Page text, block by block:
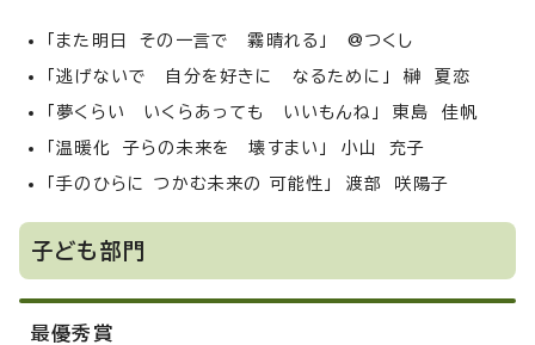
「また明日 その一言で 霧晴れる」 @つくし
「逃げないで 自分を好きに なるために」 榊 夏恋
「夢くらい いくらあっても いいもんね」 東島 佳帆
「温暖化 子らの未来を 壊すまい」 小山 充子
「手のひらに つかむ未来の 可能性」 渡部 咲陽子
子ども部門
最優秀賞